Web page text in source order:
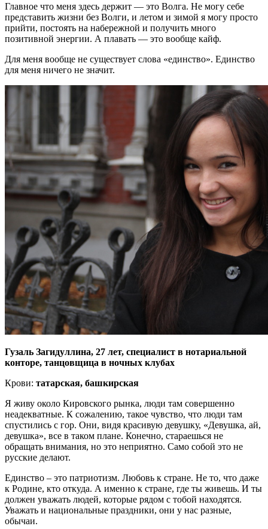
Главное что меня здесь держит — это Волга. Не могу себе
представить жизни без Волги, и летом и зимой я могу просто
прийти, постоять на набережной и получить много
позитивной энергии. А плавать — это вообще кайф.
Для меня вообще не существует слова «единство». Единство
для меня ничего не значит.
Гузаль Загидуллина, 27 лет, специалист в нотариальной
конторе, танцовщица в ночных клубах
Крови: татарская, башкирская
Я живу около Кировского рынка, люди там совершенно
неадекватные. К сожалению, такое чувство, что люди там
спустились с гор. Они, видя красивую девушку, «Девушка, ай,
девушка», все в таком плане. Конечно, стараешься не
обращать внимания, но это неприятно. Само собой это не
русские делают.
Единство – это патриотизм. Любовь к стране. Не то, что даже
к Родине, кто откуда. А именно к стране, где ты живешь. И ты
должен уважать людей, которые рядом с тобой находятся.
Уважать и национальные праздники, они у нас разные,
обычаи.